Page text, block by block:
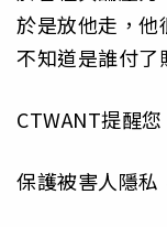
於是放他走，他
不知道是誰付了
CTWANT提醒您
保護被害人隱私